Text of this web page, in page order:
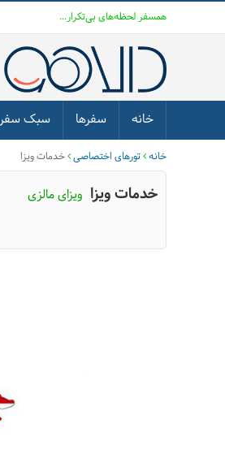
همسفر لحظه‌های بی‌تکرار...
خانه سفرها سبک
خانه تورهای اختصاصی خدمات ویزا
خدمات ویزا ویزای مالزی